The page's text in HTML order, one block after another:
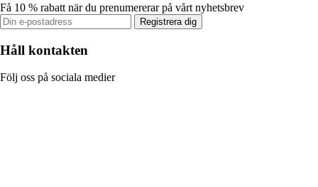
Få 10 % rabatt när du prenumererar på vårt nyhetsbrev
Registrera dig
Håll kontakten
Följ oss på sociala medier